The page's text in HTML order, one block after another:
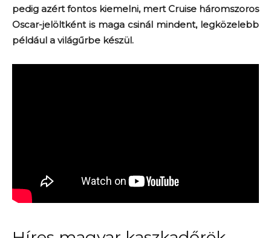
pedig azért fontos kiemelni, mert Cruise háromszoros
Oscar-jelöltként is maga csinál mindent, legközelebb
például a világűrbe készül.